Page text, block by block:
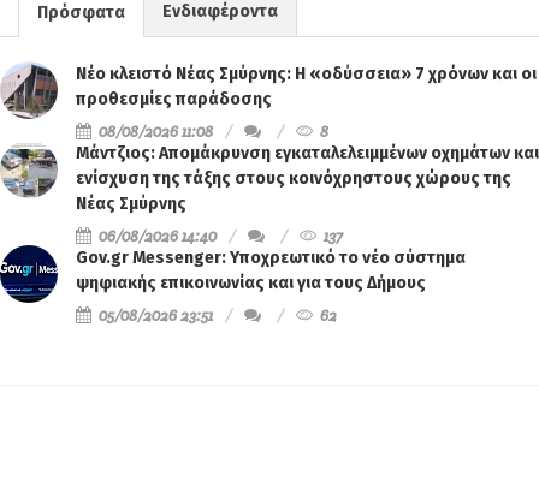
Πρόσφατα Ενδιαφέροντα
Νέο κλειστό Νέας Σμύρνης: Η «οδύσσεια» 7 χρόνων και οι
προθεσμίες παράδοσης
08/08/2026 11:08
8
Μάντζιος: Απομάκρυνση εγκαταλελειμμένων οχημάτων και
ενίσχυση της τάξης στους κοινόχρηστους χώρους της
Νέας Σμύρνης
06/08/2026 14:40
137
Gov.gr Messenger: Υποχρεωτικό το νέο σύστημα
ψηφιακής επικοινωνίας και για τους Δήμους
05/08/2026 23:51
62